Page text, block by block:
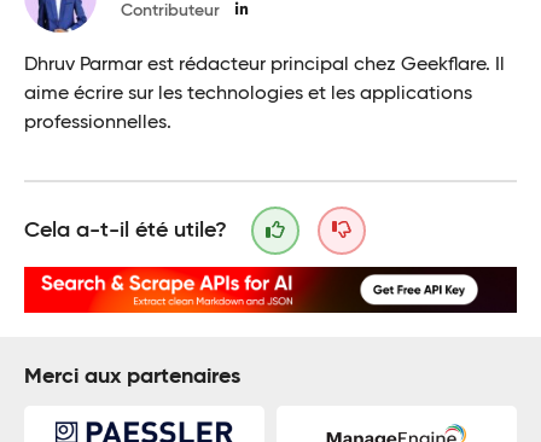
Contributeur
Dhruv Parmar est rédacteur principal chez Geekflare. Il
aime écrire sur les technologies et les applications
professionnelles.
Cela a-t-il été utile?
Merci aux partenaires